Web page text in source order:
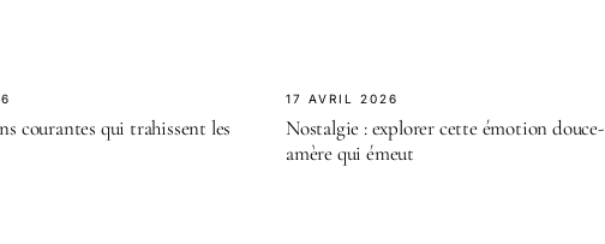
courantes qui trahissent les
17 AVRIL 2026
Nostalgie : explorer cette émotion douce-
amère qui émeut